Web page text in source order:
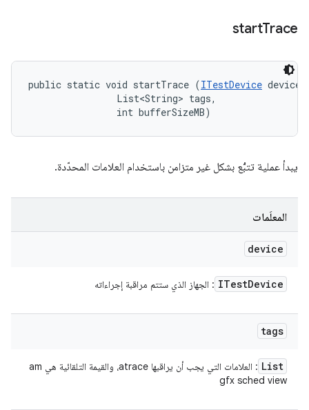
startTrace
public static void startTrace (ITestDevice
                List<String> tags,
                int bufferSizeMB)
يبدأ عملية تتبُّع بشكل غير متزامن باستخدام العلامات المحدّدة.
المعلَمات
device
ITestDevice : الجهاز الذي ستتم مراقبة إجراءاته
tags
List
: العلامات التي يجب أن يراقبها atrace، والقيمة التلقائية هي am
gfx sched view